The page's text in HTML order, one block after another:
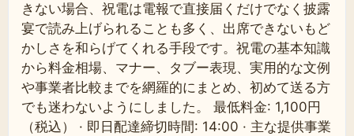
きない場合、祝電は電報で直接届くだけでなく披露
宴で読み上げられることも多く、出席できないもど
かしさを和らげてくれる手段です。祝電の基本知識
から料金相場、マナー、タブー表現、実用的な文例
や事業者比較までを網羅的にまとめ、初めて送る方
でも迷わないようにしました。 最低料金: 1,100円
（税込） · 即日配達締切時間: 14:00 · 主な提供事業